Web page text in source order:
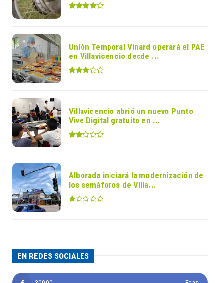
Unión Temporal Vinard operará el PAE
en Villavicencio desde ...
Villavicencio abrió un nuevo Punto
Vive Digital gratuito en ...
Alborada iniciará la modernización de
los semáforos de Villa...
EN REDES SOCIALES